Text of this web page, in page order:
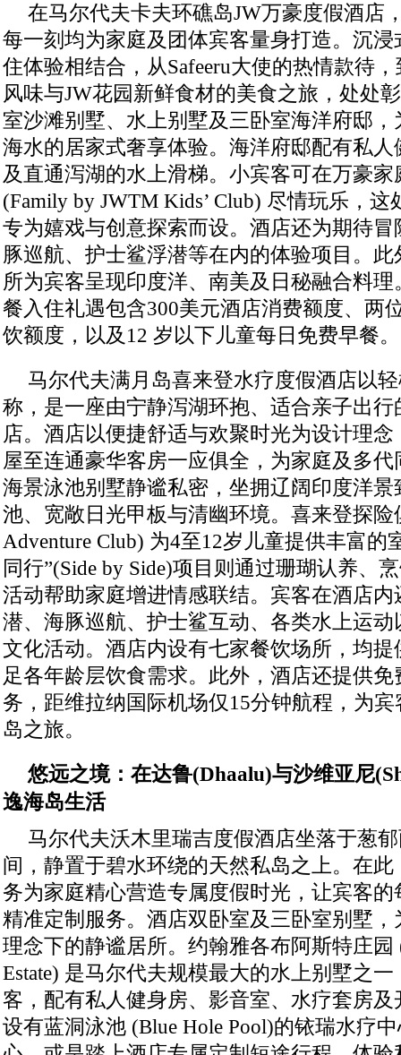
在马尔代夫卡夫环礁岛JW万豪度假酒店
每一刻均为家庭及团体宾客量身打造。沉
住体验相结合，从Safeeru大使的热情款待
风味与JW花园新鲜食材的美食之旅，处处
室沙滩别墅、水上别墅及三卧室海洋府邸
海水的居家式奢享体验。海洋府邸配有私
及直通泻湖的水上滑梯。小宾客可在万豪
(Family by JWTM Kids’ Club) 尽情玩乐，
专为嬉戏与创意探索而设。酒店还为期待
豚巡航、护士鲨浮潜等在内的体验项目。
所为宾客呈现印度洋、南美及日秘融合料理
餐入住礼遇包含300美元酒店消费额度、两
饮额度，以及12 岁以下儿童每日免费早餐。
马尔代夫满月岛喜来登水疗度假酒店以
称，是一座由宁静泻湖环抱、适合亲子出
店。酒店以便捷舒适与欢聚时光为设计理
屋至连通豪华客房一应俱全，为家庭及多
海景泳池别墅静谧私密，坐拥辽阔印度洋
池、宽敞日光甲板与清幽环境。喜来登探险
Adventure Club) 为4至12岁儿童提供丰富的
同行”(Side by Side)项目则通过珊瑚认养、
活动帮助家庭增进情感联结。宾客在酒店
潜、海豚巡航、护士鲨互动、各类水上运
文化活动。酒店内设有七家餐饮场所，均
足各年龄层饮食需求。此外，酒店还提供
务，距维拉纳国际机场仅15分钟航程，为
岛之旅。
悠远之境：在达鲁(Dhaalu)与沙维亚尼
逸海岛生活
马尔代夫沃木里瑞吉度假酒店坐落于葱
间，静置于碧水环绕的天然私岛之上。在
务为家庭精心营造专属度假时光，让宾客
精准定制服务。酒店双卧室及三卧室别墅
理念下的静谧居所。约翰雅各布阿斯特庄园
Estate) 是马尔代夫规模最大的水上别墅之
客，配有私人健身房、影音室、水疗套房
设有蓝洞泳池 (Blue Hole Pool)的铱瑞水疗